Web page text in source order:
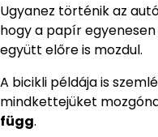
Ugyanez történik az
hogy a papír egyenesen
együtt előre is mozdul.
A bicikli példája is
mindkettejüket
függ.